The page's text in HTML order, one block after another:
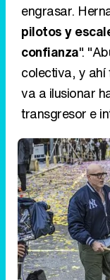
engrasar.
pilotos y
confianza".
colectiva, y ahí
va a ilusionar
transgresor e